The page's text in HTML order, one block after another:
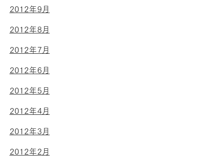
2012年9月
2012年8月
2012年7月
2012年6月
2012年5月
2012年4月
2012年3月
2012年2月